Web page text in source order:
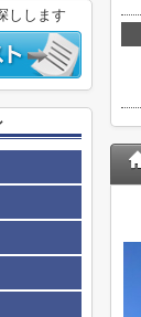
しします